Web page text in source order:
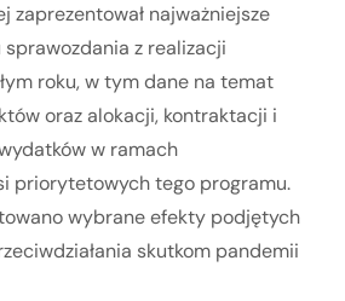
zaprezentował najważniejsze
z realizacji
roku, w tym dane na temat
oraz alokacji, kontraktacji i
w ramach
priorytetowych tego programu.
wybrane efekty podjętych
skutkom pandemii